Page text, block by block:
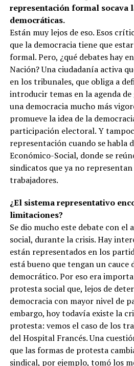
representación formal socava
democráticas.
Están muy lejos de eso. Esos
que la democracia tiene que
formal. Pero, ¿qué debates hay
Nación? Una ciudadanía activa
en los tribunales, que obliga a
introducir temas en la agenda
una democracia mucho más
promueve la idea de la
participación electoral. Y
representación cuando se habla
Económico-Social, donde se
sindicatos que ya no
trabajadores.
¿El sistema representativo
limitaciones?
Se dio mucho este debate con el
social, durante la crisis. Hay
están representados en los
está bueno que tengan un cauce
democrático. Por eso era
protesta social que, lejos de
democracia con mayor nivel de
embargo, hoy todavía existe la
protesta: vemos el caso de los
del Hospital Francés. Una
que las formas de protesta
sindical, por ejemplo, tomó los